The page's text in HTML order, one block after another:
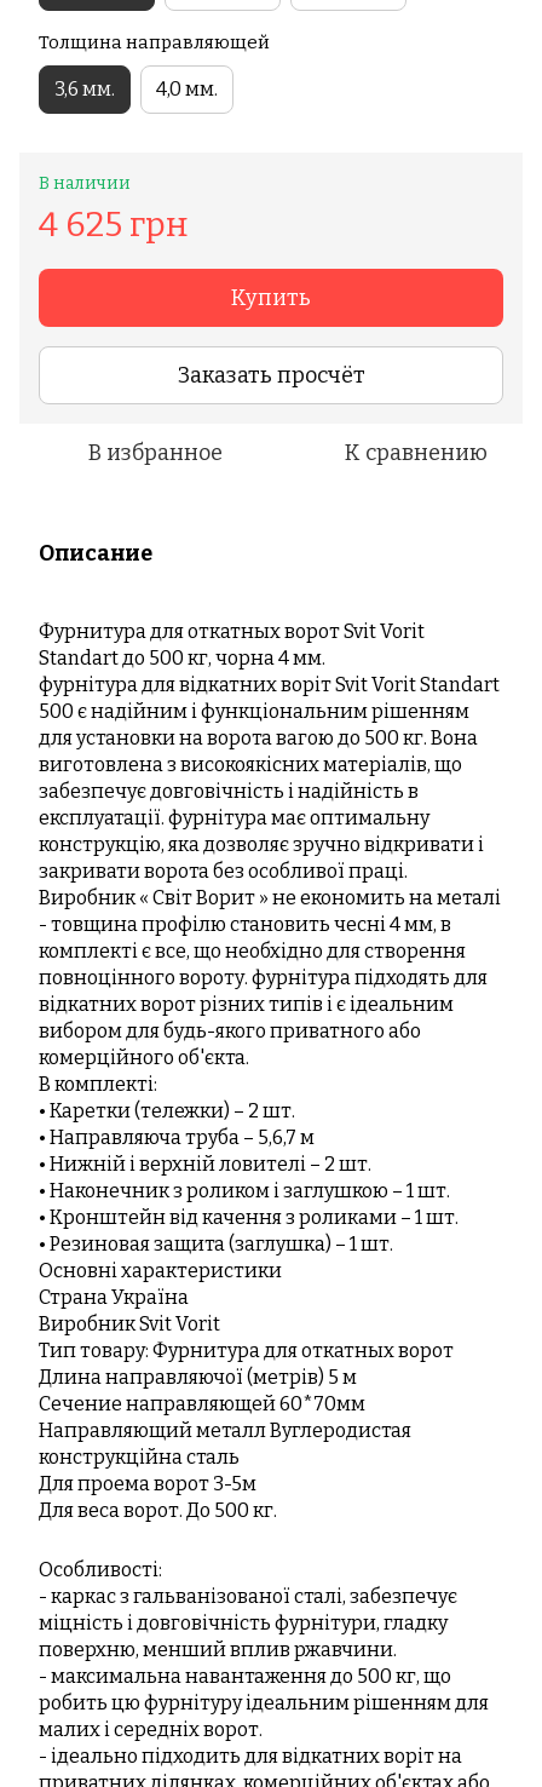
Толщина направляющей
3,6 мм. 4,0 мм.
В наличии
4 625 грн
Купить
Заказать просчёт
В избранное К сравнению
Описание
Фурнитура для откатных ворот Svit Vorit
Standart до 500 кг, чорна 4 мм.
фурнітура для відкатних воріт Svit Vorit Standart
500 є надійним і функціональним рішенням
для установки на ворота вагою до 500 кг. Вона
виготовлена ​​з високоякісних матеріалів, що
забезпечує довговічність і надійність в
експлуатації. фурнітура має оптимальну
конструкцію, яка дозволяє зручно відкривати і
закривати ворота без особливої ​​праці.
Виробник « Світ Ворит » не економить на металі
- товщина профілю становить чесні 4 мм, в
комплекті є все, що необхідно для створення
повноцінного вороту. фурнітура підходять для
відкатних ворот різних типів і є ідеальним
вибором для будь-якого приватного або
комерційного об'єкта.
В комплекті:
• Каретки (тележки) – 2 шт.
• Направляюча труба – 5,6,7 м
• Нижній і верхній ловителі – 2 шт.
• Наконечник з роликом і заглушкою – 1 шт.
• Кронштейн від качення з роликами – 1 шт.
• Резиновая защита (заглушка) – 1 шт.
Основні характеристики
Страна Україна
ВиробникSvit Vorit
Тип товару: Фурнитура для откатных ворот
Длина направляючої (метрів) 5 м
Сечение направляющей 60*70мм
Направляющий металл Вуглеродистая
конструкційна сталь
Для проема ворот 3-5м
Для веса ворот. До 500 кг.
Особливості:
- каркас з гальванізованої сталі, забезпечує
міцність і довговічність фурнітури, гладку
поверхню, менший вплив ржавчини.
- максимальна навантаження до 500 кг, що
робить цю фурнітуру ідеальним рішенням для
малих і середніх ворот.
- ідеально підходить для відкатних воріт на